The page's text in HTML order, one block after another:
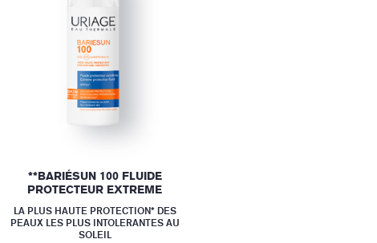
**BARIÉSUN 100 FLUIDE
PROTECTEUR EXTREME
LA PLUS HAUTE PROTECTION* DES
PEAUX LES PLUS INTOLERANTES AU
SOLEIL